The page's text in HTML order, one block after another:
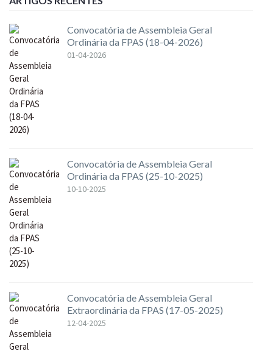
Convocatória de Assembleia Geral
Ordinária da FPAS (18-04-2026)
01-04-2026
Convocatória de Assembleia Geral
Ordinária da FPAS (25-10-2025)
10-10-2025
Convocatória de Assembleia Geral
Extraordinária da FPAS (17-05-2025)
12-04-2025